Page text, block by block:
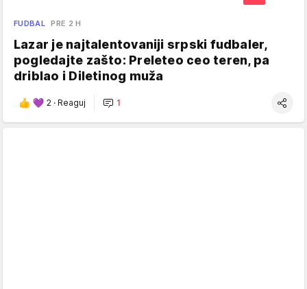
FUDBAL PRE 2 H
Lazar je najtalentovaniji srpski fudbaler,
pogledajte zašto: Preleteo ceo teren, pa
driblao i Diletinog muža
2 · Reaguj 1